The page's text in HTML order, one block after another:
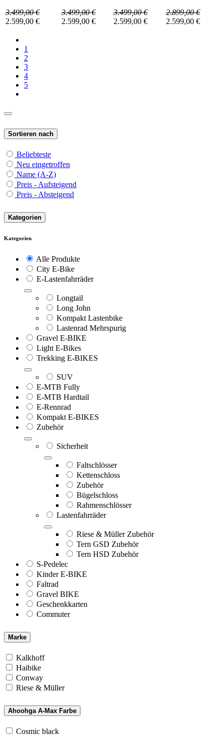
3.499,00€
2.599,00 €
3.499,00€
2.599,00 €
3.499,00€
2.599,00 €
2.899,00€
2.599,00 €
1
2
3
4
5
Sortieren nach
Beliebteste
Neu eingetroffen
Name (A-Z)
Preis - Aufsteigend
Preis - Absteigend
Kategorien
Kategorien
Alle Produkte
City E-Bike
E-Lastenfahrräder
Longtail
Long John
Kompakt Lastenbike
Lastenrad Mehrspurig
Gravel E-BIKE
Light E-Bikes
Trekking E-BIKES
SUV
E-MTB Fully
E-MTB Hardtail
E-Rennrad
Kompakt E-BIKES
Zubehör
Sicherheit
Faltschlösser
Kettenschloss
Zubehör
Bügelschloss
Rahmenschlösser
Lastenfahrräder
Riese & Müller Zubehör
Tern GSD Zubehör
Tern HSD Zubehör
S-Pedelec
Kinder E-BIKE
Faltrad
Gravel BIKE
Geschenkkarten
Commuter
Marke
Kalkhoff
Haibike
Conway
Riese & Müller
Ahoohga A-Max Farbe
Cosmic black